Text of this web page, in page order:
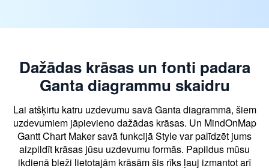
Dažādas krāsas un fonti padara
Ganta diagrammu skaidru
Lai atšķirtu katru uzdevumu savā Ganta diagrammā, šiem
uzdevumiem jāpievieno dažādas krāsas. Un MindOnMap
Gantt Chart Maker savā funkcijā Style var palīdzēt jums
aizpildīt krāsas jūsu uzdevumu formās. Papildus mūsu
ikdienā bieži lietotajām krāsām šis rīks ļauj izmantot arī